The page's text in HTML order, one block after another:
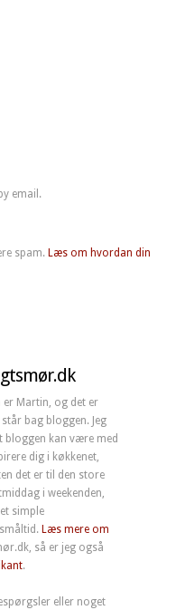
email.
spam. Læs om hvordan din
er Martin, og det er
bag bloggen. Jeg
bloggen kan være med
dig i køkkenet,
det er til den store
i weekenden,
simple
Læs mere om
så er jeg også
.
eller noget